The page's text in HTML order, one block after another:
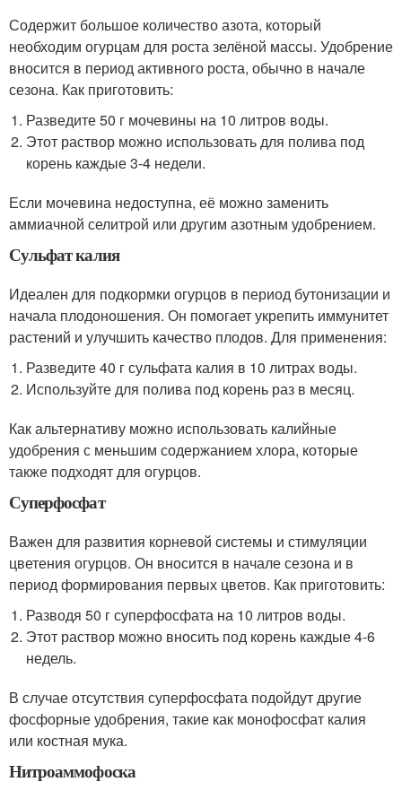
Содержит большое количество азота, который
необходим огурцам для роста зелёной массы. Удобрение
вносится в период активного роста, обычно в начале
сезона. Как приготовить:
Разведите 50 г мочевины на 10 литров воды.
Этот раствор можно использовать для полива под
корень каждые 3-4 недели.
Если мочевина недоступна, её можно заменить
аммиачной селитрой или другим азотным удобрением.
Сульфат калия
Идеален для подкормки огурцов в период бутонизации и
начала плодоношения. Он помогает укрепить иммунитет
растений и улучшить качество плодов. Для применения:
Разведите 40 г сульфата калия в 10 литрах воды.
Используйте для полива под корень раз в месяц.
Как альтернативу можно использовать калийные
удобрения с меньшим содержанием хлора, которые
также подходят для огурцов.
Суперфосфат
Важен для развития корневой системы и стимуляции
цветения огурцов. Он вносится в начале сезона и в
период формирования первых цветов. Как приготовить:
Разводя 50 г суперфосфата на 10 литров воды.
Этот раствор можно вносить под корень каждые 4-6
недель.
В случае отсутствия суперфосфата подойдут другие
фосфорные удобрения, такие как монофосфат калия
или костная мука.
Нитроаммофоска